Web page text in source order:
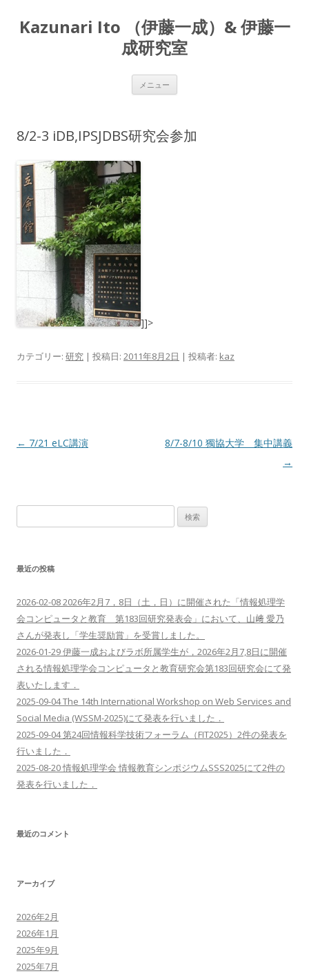
Kazunari Ito （伊藤一成）& 伊藤一
成研究室
メニュー
へ
ス
キ
8/2-3 iDB,IPSJDBS研究会参加
]]>
カテゴリー: 研究 | 投稿日: 2011年8月2日 | 投稿者: kaz
投
ン
← 7/21 eLC講演
8/7-8/10 獨協大学 集中講義
→
索:
最近の投稿
2026-02-08 2026年2月7，8日（土，日）に開催された「情報処理学
会コンピュータと教育 第183回研究発表会」において、山﨑 愛乃
さんが発表し「学生奨励賞」を受賞しました。
2026-01-29 伊藤一成およびラボ所属学生が，2026年2月7,8日に開催
される情報処理学会コンピュータと教育研究会第183回研究会にて発
表いたします．
2025-09-04 The 14th International Workshop on Web Services and
Social Media (WSSM-2025)にて発表を行いました．
2025-09-04 第24回情報科学技術フォーラム（FIT2025）2件の発表を
行いました．
2025-08-20 情報処理学会 情報教育シンポジウムSSS2025にて2件の
発表を行いました．
最近のコメント
アーカイブ
2026年2月
2026年1月
2025年9月
2025年7月